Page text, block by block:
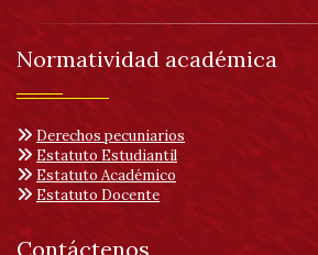
Normatividad académica
Derechos pecuniarios
Estatuto Estudiantil
Estatuto Académico
Estatuto Docente
Contáctenos